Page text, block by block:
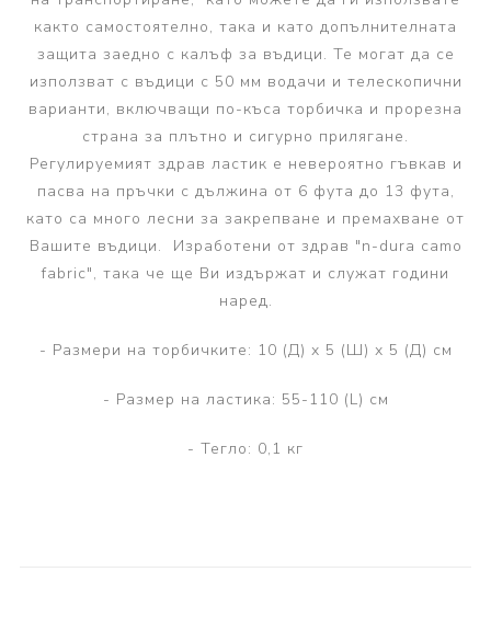
както самостоятелно, така и като допълнителната
защита заедно с калъф за въдици. Те могат да се
използват с въдици с 50 мм водачи и телескопични
варианти, включващи по-къса торбичка и прорезна
страна за плътно и сигурно прилягане.
Регулируемият здрав ластик е невероятно гъвкав и
пасва на пръчки с дължина от 6 фута до 13 фута,
като са много лесни за закрепване и премахване от
Вашите въдици. Изработени от здрав "n-dura camo
fabric", така че ще Ви издържат и служат години
наред.
- Размери на торбичките: 10 (Д) х 5 (Ш) х 5 (Д) см
- Размер на ластика: 55-110 (L) см
- Тегло: 0,1 кг